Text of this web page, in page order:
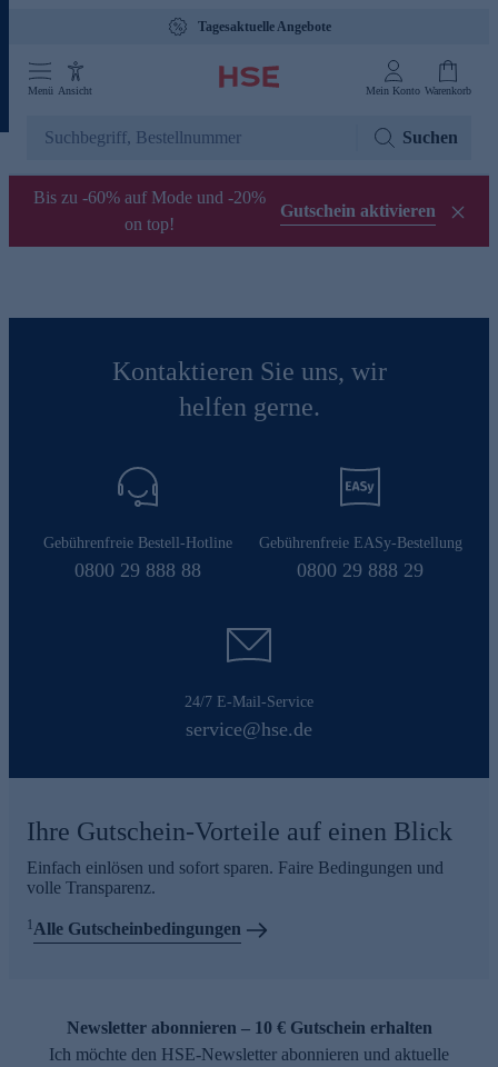
Tagesaktuelle Angebote
Menü Ansicht Mein Konto Warenkorb
Suchen
Bis zu -60% auf Mode und -20%
on top!
Gutschein aktivieren
Kontaktieren Sie uns, wir
helfen gerne.
Gebührenfreie Bestell-Hotline
0800 29 888 88
Gebührenfreie EASy-Bestellung
0800 29 888 29
24/7 E-Mail-Service
service@hse.de
Ihre Gutschein-Vorteile auf einen Blick
Einfach einlösen und sofort sparen. Faire Bedingungen und
volle Transparenz.
1Alle Gutscheinbedingungen
Newsletter abonnieren – 10 € Gutschein erhalten
Ich möchte den HSE-Newsletter abonnieren und aktuelle